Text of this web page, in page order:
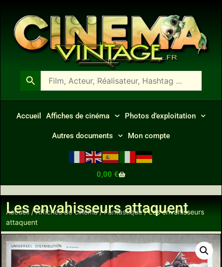
Accueil Affiches de cinéma Photos d’exploitation
Autres documents Mon compte
0,00 €
Les envahisseurs attaquent
Accueil /Affiches de cinéma/Fantastique/ Les envahisseurs
attaquent